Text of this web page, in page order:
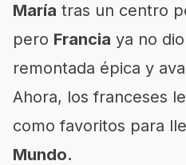
María tras un centro
pero Francia ya no
remontada épica y
Ahora, los franceses
como favoritos para
Mundo.